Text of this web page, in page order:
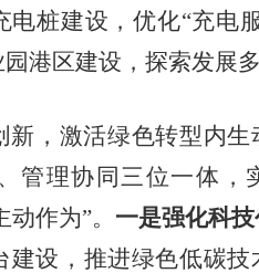
电桩建设，优化“充电
港区建设，探索发展
新，激活绿色转型内生
管理协同三位一体，
作为”。 一是强化科
建设，推进绿色低碳技